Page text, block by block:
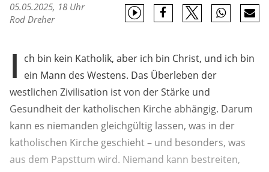
05.05.2025, 18 Uhr
Rod Dreher
I ch bin kein Katholik, aber ich bin Christ, und ich bin
ein Mann des Westens. Das Überleben der
westlichen Zivilisation ist von der Stärke und
Gesundheit der katholischen Kirche abhängig. Darum
kann es niemanden gleichgültig lassen, was in der
katholischen Kirche geschieht – und besonders, was
aus dem Papsttum wird. Niemand kann bestreiten,